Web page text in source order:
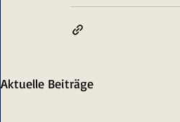
Aktuelle Beiträge